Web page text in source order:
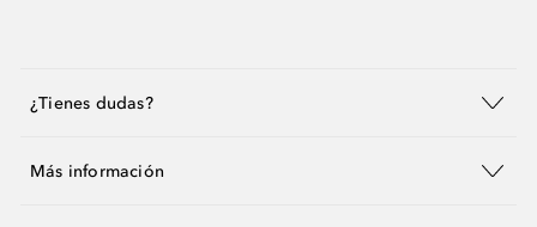
¿Tienes dudas?
Más información